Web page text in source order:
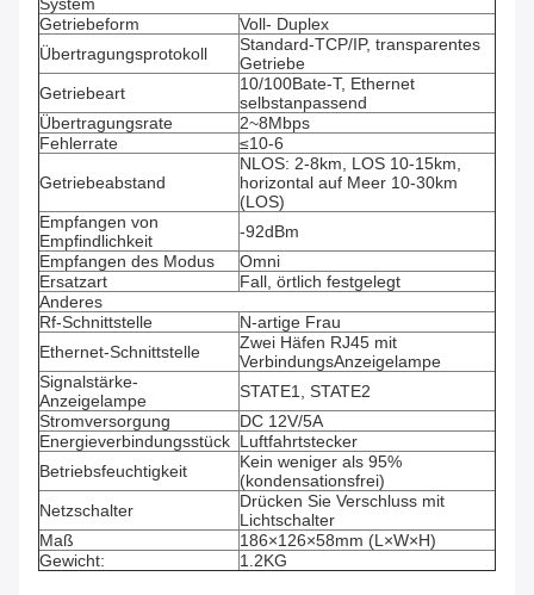
System
Getriebeform
Voll- Duplex
Übertragungsprotokoll
Standard-TCP/IP, transparentes
Getriebe
Getriebeart
10/100Bate-T, Ethernet
selbstanpassend
Übertragungsrate
2~8Mbps
Fehlerrate
≤10-6
Getriebeabstand
NLOS: 2-8km, LOS 10-15km,
horizontal auf Meer 10-30km
(LOS)
Empfangen von
Empfindlichkeit
-92dBm
Empfangen des Modus
Omni
Ersatzart
Fall, örtlich festgelegt
Anderes
Rf-Schnittstelle
N-artige Frau
Ethernet-Schnittstelle
Zwei Häfen RJ45 mit
VerbindungsAnzeigelampe
Signalstärke-
Anzeigelampe
STATE1, STATE2
Stromversorgung
DC 12V/5A
Energieverbindungsstück Luftfahrtstecker
Betriebsfeuchtigkeit
Kein weniger als 95%
(kondensationsfrei)
Netzschalter
Drücken Sie Verschluss mit
Lichtschalter
Maß
186×126×58mm (L×W×H)
Gewicht:
1.2KG